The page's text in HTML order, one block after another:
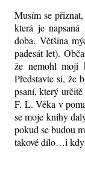
Musím se
která je
doba. Většina
padesát let).
že nemohl moji
Představte si, že
psaní, který
F. L. Věka v
se moje knihy
pokud se budou
takové dílo…i